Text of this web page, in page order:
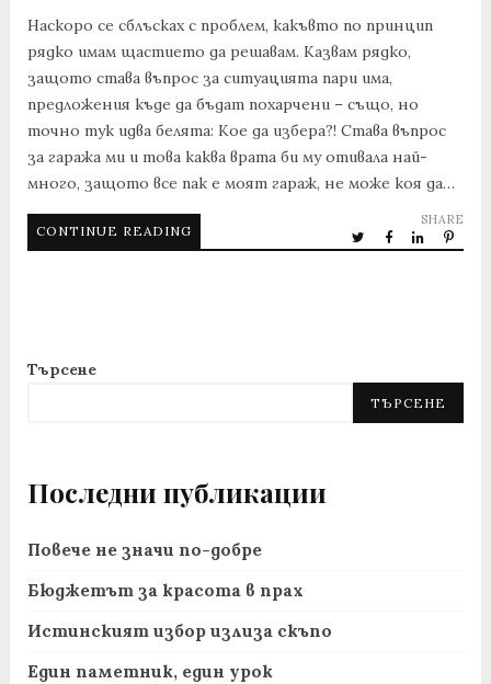
Наскоро се сблъсках с проблем, какъвто по принцип
рядко имам щастието да решавам. Казвам рядко,
защото става въпрос за ситуацията пари има,
предложения къде да бъдат похарчени – също, но
точно тук идва белята: Кое да избера?! Става въпрос
за гаража ми и това каква врата би му отивала най-
много, защото все пак е моят гараж, не може коя да…
CONTINUE READING
SHARE
Търсене
ТЪРСЕНЕ
Последни публикации
Повече не значи по-добре
Бюджетът за красота в прах
Истинският избор излиза скъпо
Един паметник, един урок